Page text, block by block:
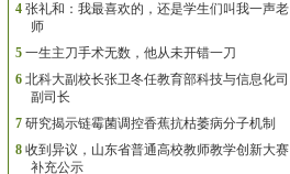
4 张礼和：我最喜欢的，还是学生们叫我一声老
师
5 一生主刀手术无数，他从未开错一刀
6 北科大副校长张卫冬任教育部科技与信息化司
副司长
7 研究揭示链霉菌调控香蕉抗枯萎病分子机制
8 收到异议，山东省普通高校教师教学创新大赛
补充公示